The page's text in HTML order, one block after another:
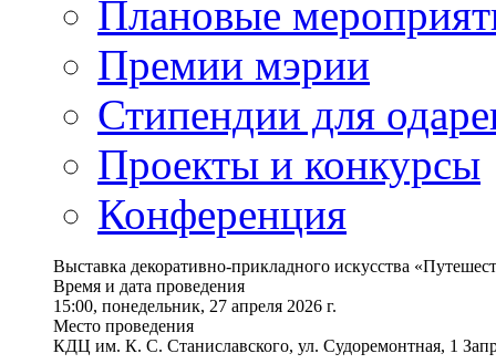
Плановые
Премии мэрии
Стипендии для
Проекты и конкурсы
Конференция
Выставка декоративно-прикладного искусства
Время и дата проведения
15:00, понедельник, 27 апреля 2026 г.
Место проведения
КДЦ им. К. С. Станиславского, ул. Судоремонтная, 1